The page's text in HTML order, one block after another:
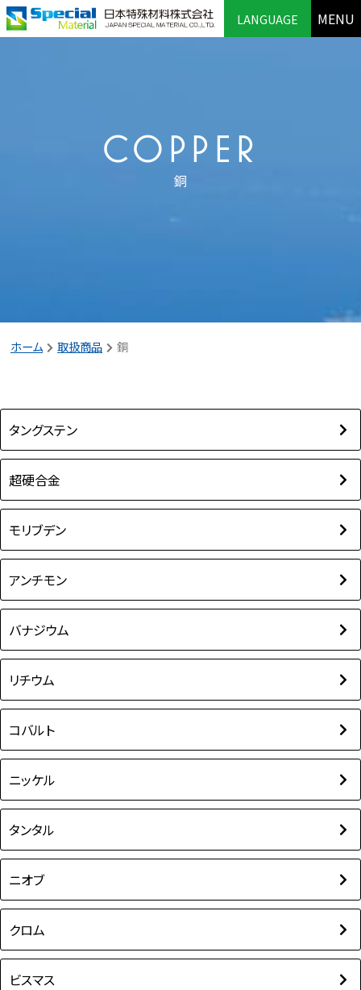
LANGUAGE MENU
銅
COPPER
ホーム 取扱商品 銅
タングステン
超硬合金
モリブデン
アンチモン
バナジウム
リチウム
コバルト
ニッケル
タンタル
ニオブ
クロム
ビスマス